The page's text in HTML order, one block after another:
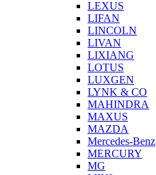
LEXUS
LIFAN
LINCOLN
LIVAN
LIXIANG
LOTUS
LUXGEN
LYNK & CO
MAHINDRA
MAXUS
MAZDA
Mercedes-Benz
MERCURY
MG